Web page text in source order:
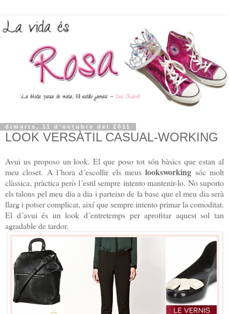
dimarts, 11 d’octubre del 2011
LOOK VERSÀTIL CASUAL-WORKING
Avui us proposo un look. El que poso tot són bàsics que estan al
meu closet. A l´hora d´escollir els meuslooksworking sóc molt
clàssica, pràctica però l´estil sempre intento mantenir-lo. No suporto
els talons pel meu dia a dia i parteixo de la base que el meu dia serà
llarg i potser complicat, així que sempre intento primar la comoditat.
El d´avui és un look d´entretemps per aprofitar aquest sol tan
agradable de tardor.